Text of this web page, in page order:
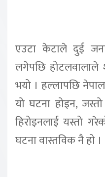
एउटा केटाले दुई
लगेपछि होटलवालाले
भयो । हल्लापछि
यो घटना होइन,
हिरोइनलाई यस्तो
घटना वास्तविक नै हो ।